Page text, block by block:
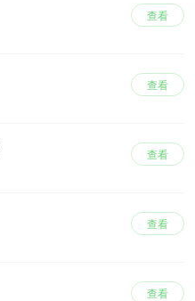
查看
查看
查看
查看
查看